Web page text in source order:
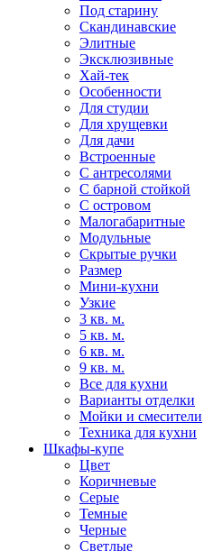
Под старину
Скандинавские
Элитные
Эксклюзивные
Хай-тек
Особенности
Для студии
Для хрущевки
Для дачи
Встроенные
С антресолями
С барной стойкой
С островом
Малогабаритные
Модульные
Скрытые ручки
Размер
Мини-кухни
Узкие
3 кв. м.
5 кв. м.
6 кв. м.
9 кв. м.
Все для кухни
Варианты отделки
Мойки и смесители
Техника для кухни
Шкафы-купе
Цвет
Коричневые
Серые
Темные
Черные
Светлые